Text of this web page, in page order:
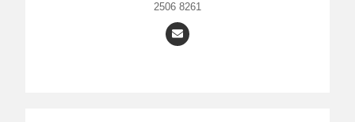
2506 8261